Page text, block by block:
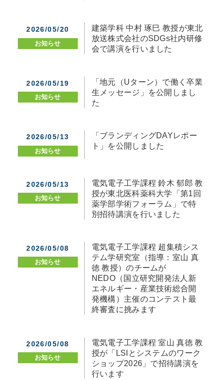
2026/05/20
お知らせ
建築学科 中村 琢巳 教授が東北
放送株式会社のSDGs社内研修
会で講演を行いました
2026/05/19
お知らせ
「地元（Uターン）で働く卒業
生メッセージ」を公開しまし
た
2026/05/13
お知らせ
「ブランディングDAYレポー
ト」を公開しました
2026/05/13
お知らせ
電気電子工学課程 鈴木 郁郎 教
授が東北医科薬科大学「第1回
薬学部学術フォーラム」で特
別招待講演を行いました
2026/05/08
お知らせ
電気電子工学課程 超集積シス
テム学研究室（指導：室山 真
徳 教授）のチームが
NEDO（国立研究開発法人新
エネルギー・産業技術総合開
発機構）主催のコンテスト最
終審査に挑みます
2026/05/08
お知らせ
電気電子工学課程 室山 真徳 教
授が「LSIとシステムのワーク
ショップ2026」で招待講演を
行います